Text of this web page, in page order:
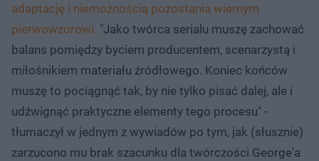
adaptację i niemożnością pozostania wiernym
pierwowzorowi. "Jako twórca serialu muszę zachować
balans pomiędzy byciem producentem, scenarzystą i
miłośnikiem materiału źródłowego. Koniec końców
muszę to pociągnąć tak, by nie tylko pisać dalej, ale i
udźwignąć praktyczne elementy tego procesu" -
tłumaczył w jednym z wywiadów po tym, jak (słusznie)
zarzucono mu brak szacunku dla twórczości George'a